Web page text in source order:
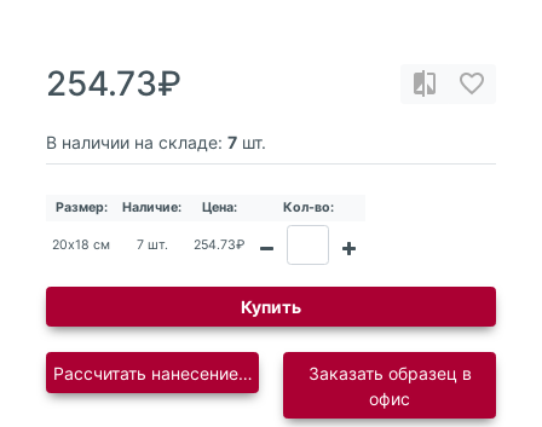
254.73₽
В наличии на складе: 7 шт.
Размер: Наличие: Цена: Кол-во:
20х18 см 7 шт. 254.73₽
Купить
Рассчитать нанесение логотипаЗаказать образец в
офис